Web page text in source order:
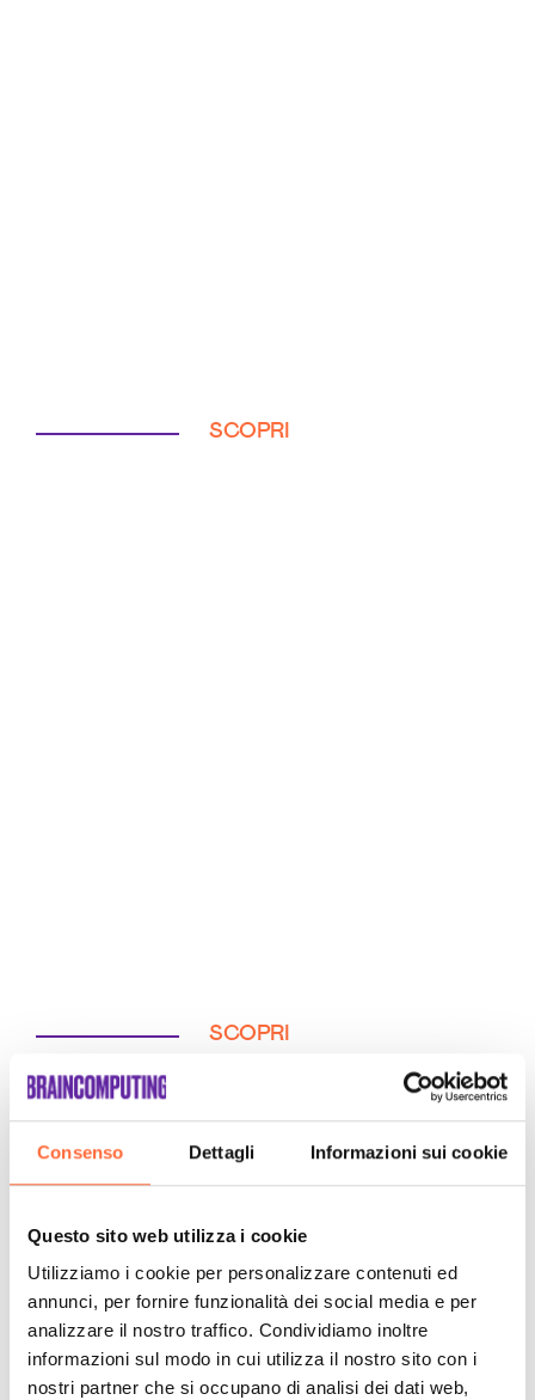
Consenso Dettagli Informazioni sui cookie
Questo sito web utilizza i cookie
Utilizziamo i cookie per personalizzare contenuti ed
annunci, per fornire funzionalità dei social media e per
analizzare il nostro traffico. Condividiamo inoltre
informazioni sul modo in cui utilizza il nostro sito con i
nostri partner che si occupano di analisi dei dati web,
SCOPRI
SCOPRI